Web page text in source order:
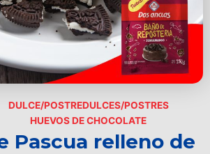
DULCE/POSTREDULCES/POSTRES
HUEVOS DE CHOCOLATE
Pascua relleno de